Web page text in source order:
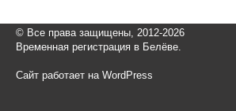
© Все права защищены, 2012-2026
Временная регистрация в Белёве.
Сайт работает на WordPress